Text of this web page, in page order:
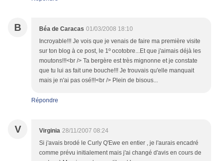
B Béa de Caracas 01/03/2008 18:10
Incroyable!!! Je vois que je venais de faire ma première visite
sur ton blog à ce post, le 1º ocotobre...Et que j'aimais déjà les
moutons!!!<br /> Ta bergère est très mignonne et je constate
que tu lui as fait une bouche!!! Je trouvais qu'elle manquait
mais je n'ai pas osé!!!<br /> Plein de bisous...
Répondre
V Virginia 28/11/2007 08:24
Si j'avais brodé le Curly Q'Ewe en entier , je l'aurais encadré
comme prévu initialement mais j'ai changé d'avis en cours de